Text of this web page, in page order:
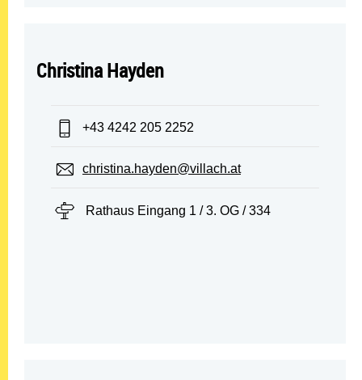
Christina Hayden
Telefon:
+43 4242 205 2252
E-Mail:
christina.hayden@villach.at
Standort:
Rathaus Eingang 1 / 3. OG / 334